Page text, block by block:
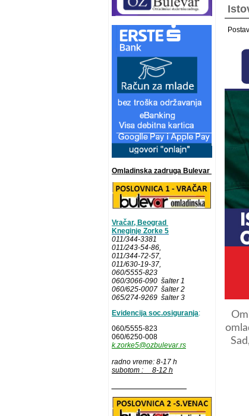
Omladinska zadruga Bulevar
Vračar, Beograd
Kneginje Zorke 5
011/344-3381
011/243-54-86
011/344-72-57,
011/630-19-37,
060/5555-823
060/3066-090 šalter 1
060/625-0007 šalter 2
065/274-9269 šalter 3
Evidencija soc.osiguranja:
060/5555-823
060/6250-008
k.zorke5@ozbulevar.rs
radno vreme: 8-17 h
subotom : 8-12 h